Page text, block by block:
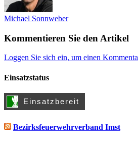
Michael Sonnweber
Kommentieren Sie den Artikel
Loggen Sie sich ein, um einen
Einsatzstatus
Bezirksfeuerwehrverband Imst